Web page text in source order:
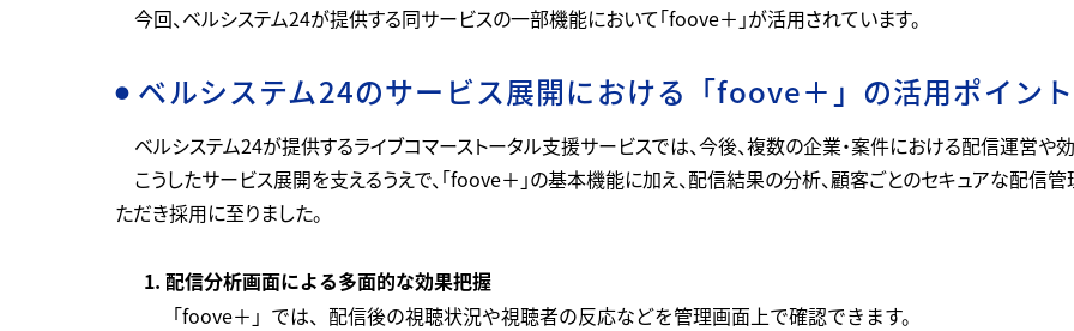
今回、ベルシステム24が提供する同サービスの一部機能において「foove＋」が活用されています。
● ベルシステム24のサービス展開における「foove＋」の活用ポイント
ベルシステム24が提供するライブコマーストータル支援サービスでは、今後、複数の企業・案件における配信運営や
こうしたサービス展開を支えるうえで、「foove＋」の基本機能に加え、配信結果の分析、顧客ごとのセキュアな配
ただき採用に至りました。
1. 配信分析画面による多面的な効果把握
「foove＋」では、配信後の視聴状況や視聴者の反応などを管理画面上で確認できます。